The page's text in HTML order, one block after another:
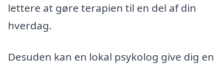
lettere at gøre terapien til en del af din
hverdag.
Desuden kan en lokal psykolog give dig en